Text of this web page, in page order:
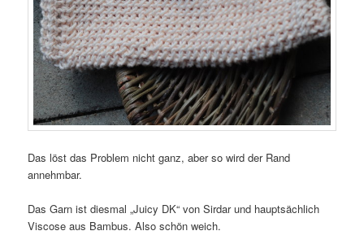
Das löst das Problem nicht ganz, aber so wird der Rand
annehmbar.
Das Garn ist diesmal „Juicy DK“ von Sirdar und hauptsächlich
Viscose aus Bambus. Also schön weich.